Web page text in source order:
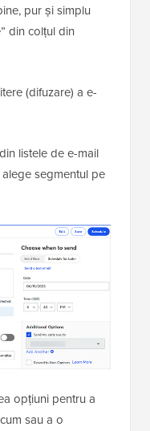
pur și simplu
din colțul din
(difuzare) a e-
listele de e-mail
segmentul pe
opțiuni pentru a
sau a o